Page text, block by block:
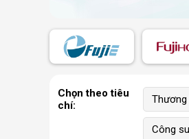
Chọn theo tiêu
chí:
Thương
Công